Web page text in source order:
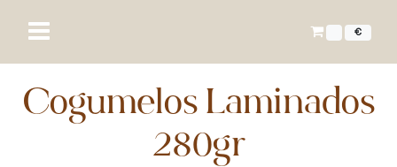
€
Cogumelos Laminados
280gr